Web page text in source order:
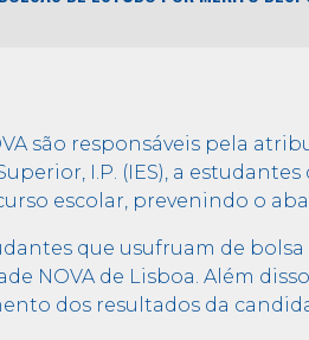
são responsáveis pela
I.P. (IES), a
escolar, prevenindo o
que usufruam de
NOVA de Lisboa. Além
dos resultados da